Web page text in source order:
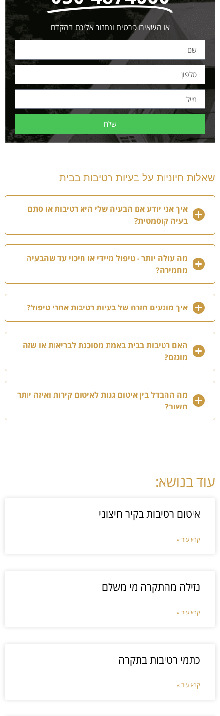
או השאירו פרטים ונחזור אליכם בהקדם
שלח
שאלות חיוניות על בעיות רטיבות בבית
איך אני יודע אם הבעיה שלי היא רטיבות או סתם
בעיה קוסמטית?
מה עולה יותר - טיפול מיידי או חיכוי עד שהבעיה
מחמירה?
איך מונעים חזרה של בעיות רטיבות אחרי טיפול?
האם רטיבות בבית באמת מסוכנת לבריאות או שזה
מוגזם?
מה ההבדל בין איטום גגות לאיטום קירות ואיזה יותר
חשוב?
עוד בנושא:
איטום רטיבות בקיר חיצוני
קרא עוד »
נזילה מהתקרה מי משלם
קרא עוד »
כתמי רטיבות בתקרה
קרא עוד »